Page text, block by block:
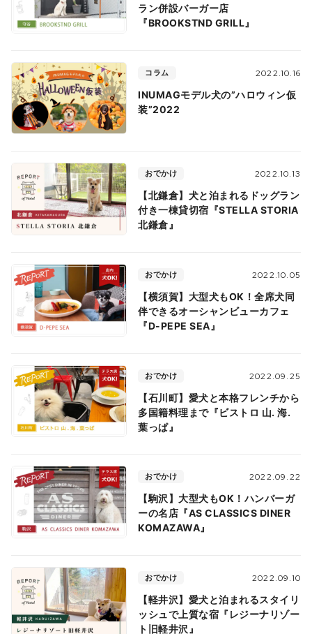
ラン併設バーガー店
『BROOKSTND GRILL』
コラム 2022.10.16
INUMAGモデル犬の”ハロウィン仮
装”2022
おでかけ 2022.10.13
【北鎌倉】犬と泊まれるドッグラン
付き一棟貸切宿『STELLA STORIA
北鎌倉』
おでかけ 2022.10.05
【横須賀】大型犬もOK！全席犬同
伴できるオーシャンビューカフェ
『D-PEPE SEA』
おでかけ 2022.09.25
【石川町】愛犬と本格フレンチから
多国籍料理まで『ビストロ 山. 海.
葉っぱ』
おでかけ 2022.09.22
【駒沢】大型犬もOK！ハンバーガ
ーの名店『AS CLASSICS DINER
KOMAZAWA』
おでかけ 2022.09.10
【軽井沢】愛犬と泊まれるスタイリ
ッシュで上質な宿『レジーナリゾー
ト旧軽井沢』